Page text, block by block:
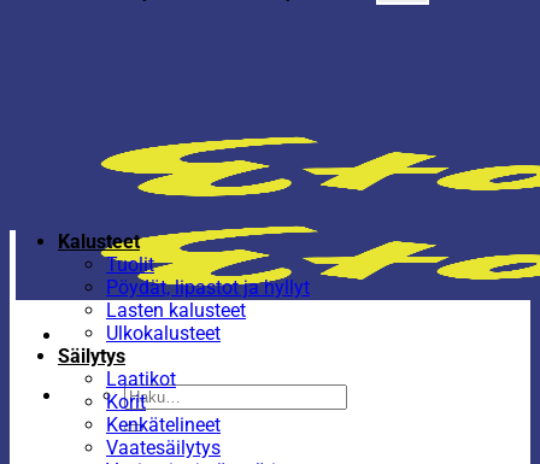
Etsi:
Kalusteet
Tuolit
Pöydät, lipastot ja hyllyt
Lasten kalusteet
Ulkokalusteet
Säilytys
Laatikot
Korit
Kenkätelineet
Vaatesäilytys